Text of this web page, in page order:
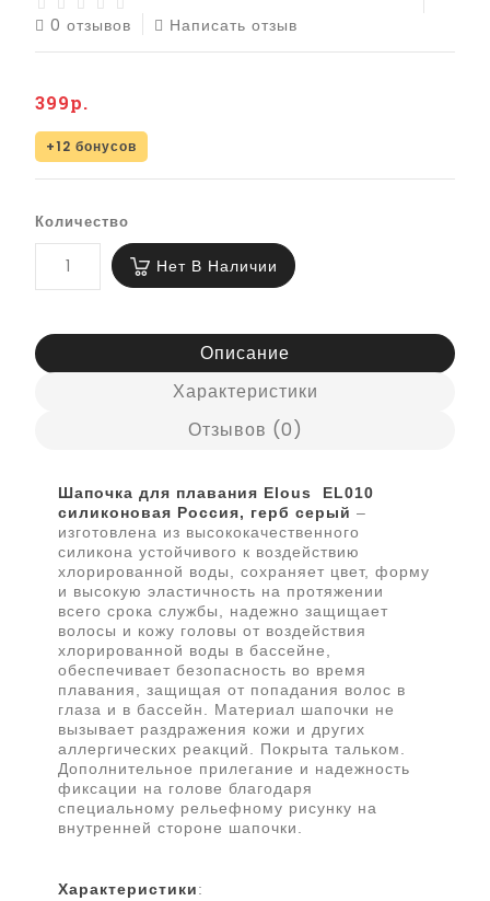
0 отзывов Написать отзыв
399р.
+12 бонусов
Количество
Нет В Наличии
Описание
Характеристики
Отзывов (0)
Шапочка для плавания Elous EL010
силиконовая Россия, герб серый –
изготовлена из высококачественного
силикона устойчивого к воздействию
хлорированной воды, сохраняет цвет, форму
и высокую эластичность на протяжении
всего срока службы, надежно защищает
волосы и кожу головы от воздействия
хлорированной воды в бассейне,
обеспечивает безопасность во время
плавания, защищая от попадания волос в
глаза и в бассейн. Материал шапочки не
вызывает раздражения кожи и других
аллергических реакций. Покрыта тальком.
Дополнительное прилегание и надежность
фиксации на голове благодаря
специальному рельефному рисунку на
внутренней стороне шапочки.
Характеристики: